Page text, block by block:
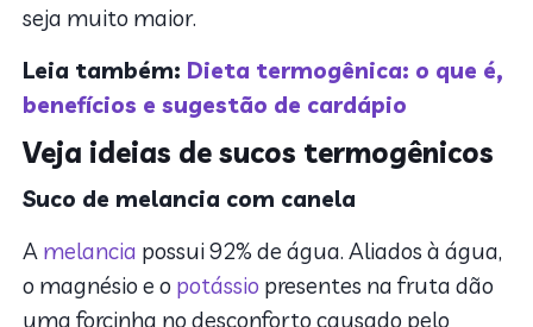
seja muito maior.
Leia também: Dieta termogênica: o que é,
benefícios e sugestão de cardápio
Veja ideias de sucos termogênicos
Suco de melancia com canela
A melancia possui 92% de água. Aliados à água,
o magnésio e o potássio presentes na fruta dão
uma forcinha no desconforto causado pelo